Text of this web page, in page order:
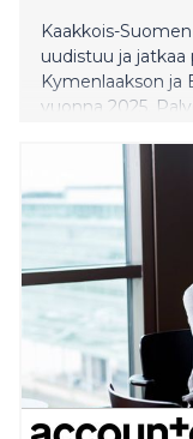
Kaakkois-
uudistuu ja
Kymenlaakson ja
vuonna 2025.
elinkaaren eri